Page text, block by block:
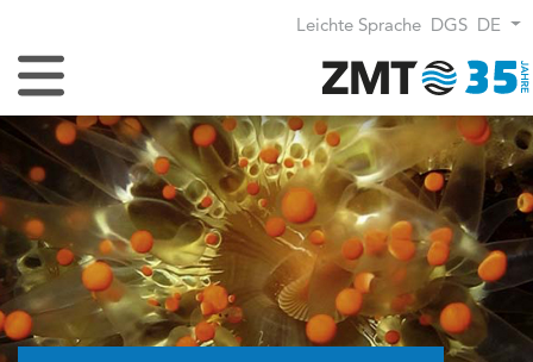
Leichte Sprache DGS DE
Navigation umschalten